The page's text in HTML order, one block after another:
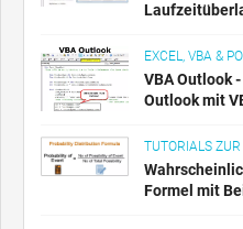
EXCEL, VBA &
VBA Outlook
Outlook mit
TUTORIALS
Formel mit